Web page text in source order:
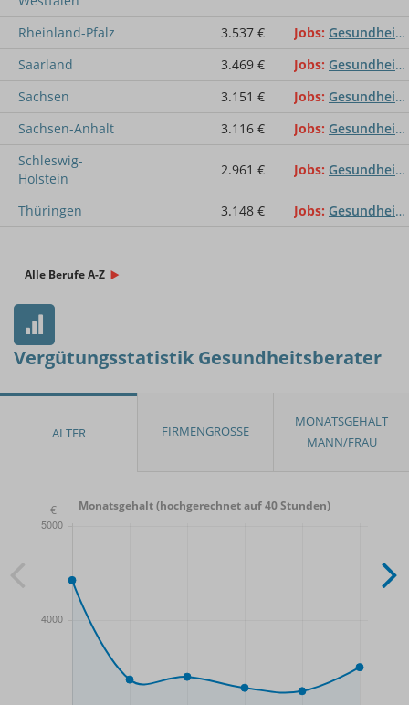
Rheinland-Pfalz 3.537 € Jobs Gesundheitsberater
Saarland
3.469 € Jobs Gesundheitsberater
Sachsen
3.151 € Jobs Gesundheitsberater
Sachsen-Anhalt
3.116 € Jobs Gesundheitsberater
Schleswig-
Holstein
2.961 € Jobs Gesundheitsberater
Thüringen 3.148 € Jobs Gesundheitsberater
Alle Berufe A-Z
Vergütungsstatistik Gesundheitsberater
Monatsgehalt (hochgerechnet auf 40 Stunden)